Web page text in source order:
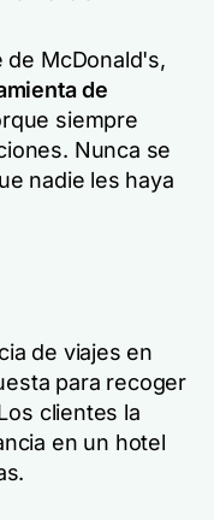
de McDonald's,
de
siempre
Nunca se
nadie les haya
de viajes en
para recoger
clientes la
en un hotel